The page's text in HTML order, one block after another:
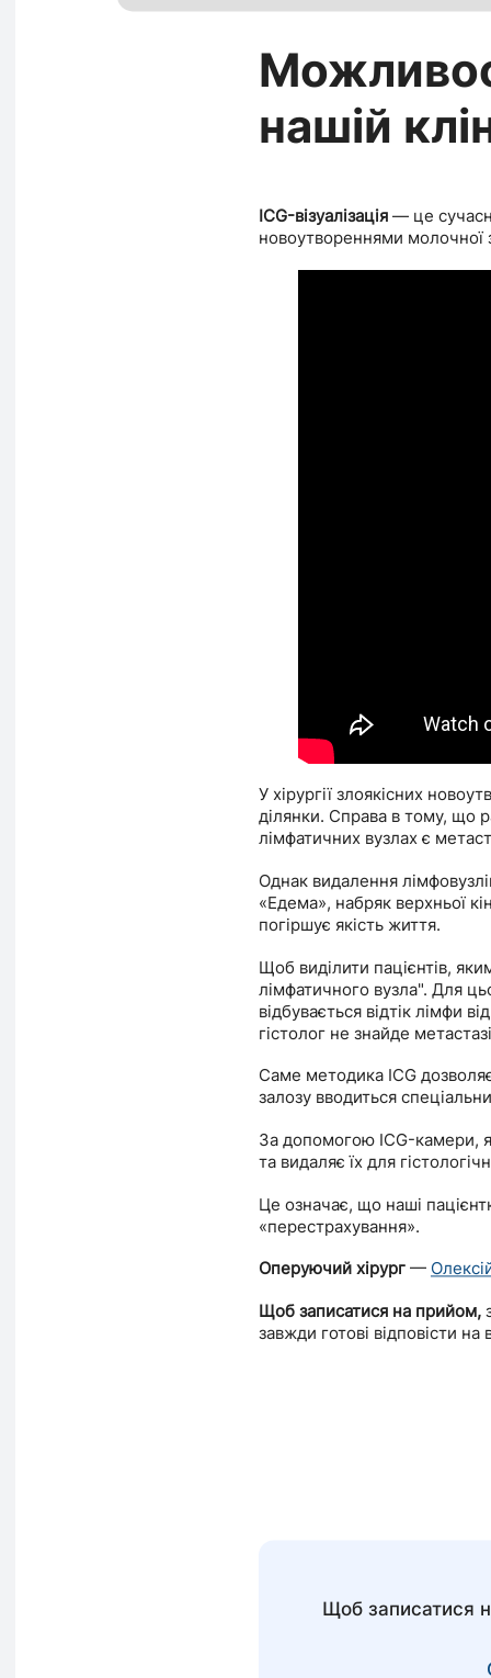
нашій
ICG-візуалізація— це
новоутвореннями молочної
У хірургії злоякісних
ділянки. Справа в тому, що
лімфатичних вузлах є
Однак видалення
«Едема», набряк верхньої
погіршує якість життя.
Щоб виділити пацієнтів,
лімфатичного вузла". Для
відбувається відтік лімфи
гістолог не знайде
Саме методика ICG
залозу вводиться
За допомогою ICG-камери,
та видаляє їх для
Це означає, що наші
«перестрахування».
Оперуючий хірург—
Щоб записатися на прийом,
завжди готові відповісти на
Щоб записатися